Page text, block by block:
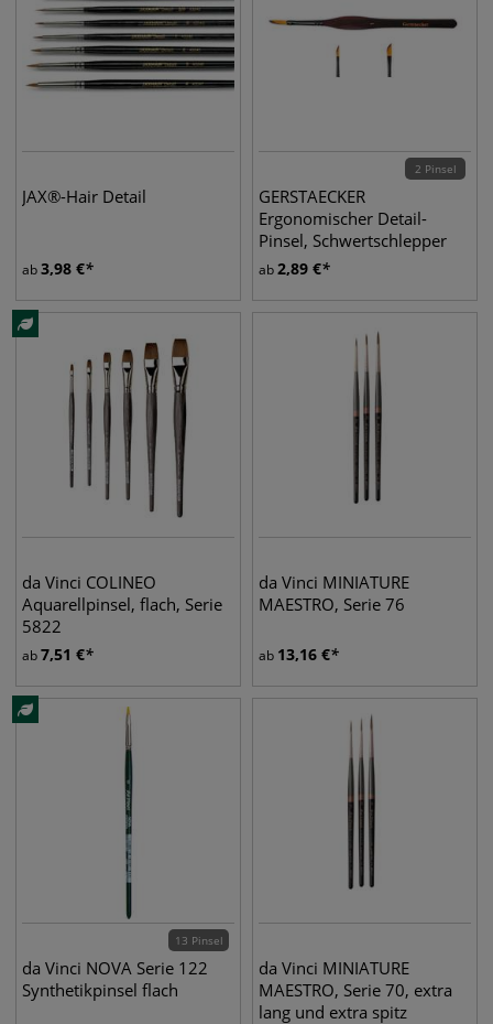
JAX®-Hair Detail
ab3,98 €
2 Pinsel
GERSTAECKER
Ergonomischer Detail-
Pinsel, Schwertschlepper
ab2,89 €
da Vinci COLINEO
Aquarellpinsel, flach, Serie
5822
ab7,51 €
da Vinci MINIATURE
MAESTRO, Serie 76
ab 13,16 €
13 Pinsel
da Vinci NOVA Serie 122
Synthetikpinsel flach
da Vinci MINIATURE
MAESTRO, Serie 70, extra
lang und extra spitz